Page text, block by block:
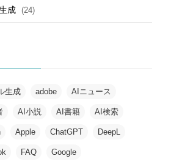
成 (24)
生成 adobe AIニュース
AI小説 AI書籍 AI検索
Apple ChatGPT DeepL
FAQ Google